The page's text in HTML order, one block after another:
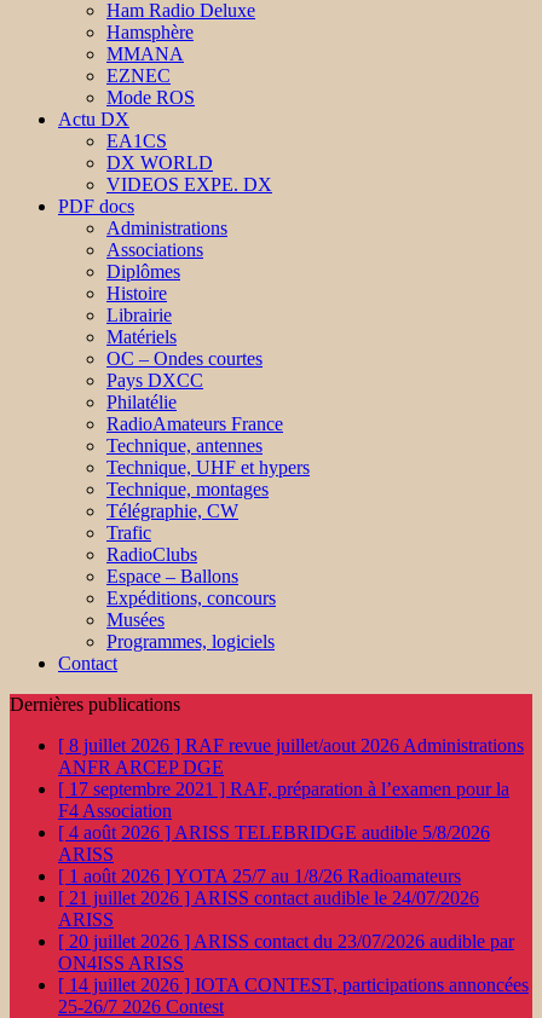
Ham Radio Deluxe
Hamsphère
MMANA
EZNEC
Mode ROS
Actu DX
EA1CS
DX WORLD
VIDEOS EXPE. DX
PDF docs
Administrations
Associations
Diplômes
Histoire
Librairie
Matériels
OC – Ondes courtes
Pays DXCC
Philatélie
RadioAmateurs France
Technique, antennes
Technique, UHF et hypers
Technique, montages
Télégraphie, CW
Trafic
RadioClubs
Espace – Ballons
Expéditions, concours
Musées
Programmes, logiciels
Contact
Dernières publications
[ 8 juillet 2026 ] RAF revue juillet/aout 2026 Administrations
ANFR ARCEP DGE
[ 17 septembre 2021 ] RAF, préparation à l’examen pour la
F4 Association
[ 4 août 2026 ] ARISS TELEBRIDGE audible 5/8/2026
ARISS
[ 1 août 2026 ]YOTA 25/7 au 1/8/26 Radioamateurs
[ 21 juillet 2026 ] ARISS contact audible le 24/07/2026
ARISS
[ 20 juillet 2026 ] ARISS contact du 23/07/2026 audible par
ON4ISS ARISS
[ 14 juillet 2026 ] IOTA CONTEST, participations annoncées
25-26/7 2026 Contest